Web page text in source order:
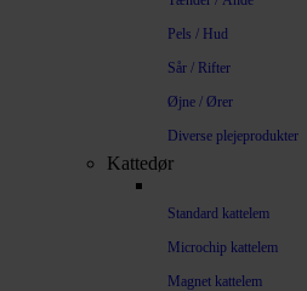
Pels / Hud
Sår / Rifter
Øjne / Ører
Diverse plejeprodukter
Kattedør
Standard kattelem
Microchip kattelem
Magnet kattelem